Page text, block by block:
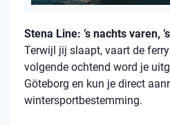
Stena Line: ’s nachts varen,
Terwijl jij slaapt, vaart de
volgende ochtend word je
Göteborg en kun je direct
wintersportbestemming.